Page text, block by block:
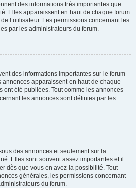
des informations très importantes que
Elles apparaissent en haut de chaque forum
l’utilisateur. Les permissions concernant les
par les administrateurs du forum.
des informations importantes sur le forum
apparaissent en haut de chaque
ont été publiées. Tout comme les annonces
les annonces sont définies par les
des annonces et seulement sur la
Elles sont souvent assez importantes et il
dès que vous en avez la possibilité. Tout
générales, les permissions concernant
du forum.